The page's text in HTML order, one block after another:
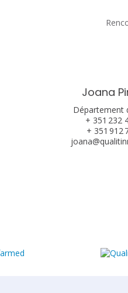
Joana
Département
+ 351 232
+ 351 912